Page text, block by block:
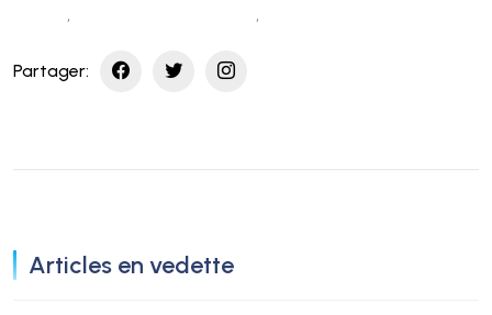
,
,
Partager:
Articles en vedette